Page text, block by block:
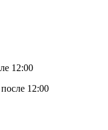
12:00
12:00